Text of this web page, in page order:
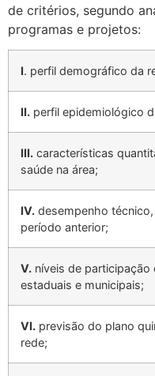
de critérios, segundo
programas e projetos:
I. perfil demográfico da
II. perfil epidemiológico
III. características
saúde na área;
IV. desempenho
período anterior;
V. níveis de
estaduais e municipais;
VI. previsão do plano
rede;